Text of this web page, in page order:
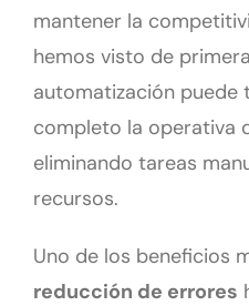
mantener la
hemos visto de
automatización
completo la operativa
eliminando tareas
recursos.
Uno de los beneficios
reducción de errores